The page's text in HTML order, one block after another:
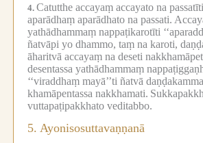
4. Catutthe accayaṃ accayato na
aparādhaṃ aparādhato na passati.
yathādhammaṃ nappaṭikarotīti
ñatvāpi yo dhammo, taṃ na karoti,
āharitvā accayaṃ na deseti
desentassa yathādhammaṃ
‘‘viraddhaṃ mayā’’ti ñatvā
khamāpentassa nakkhamati.
vuttapaṭipakkhato veditabbo.
5. Ayonisosuttavaṇṇanā